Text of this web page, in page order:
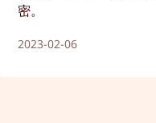
密。
2023-02-06